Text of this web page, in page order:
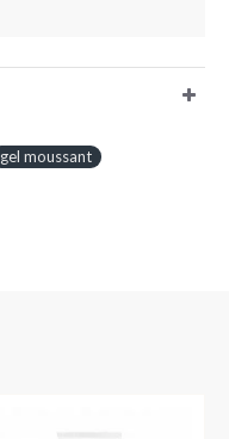
gel moussant